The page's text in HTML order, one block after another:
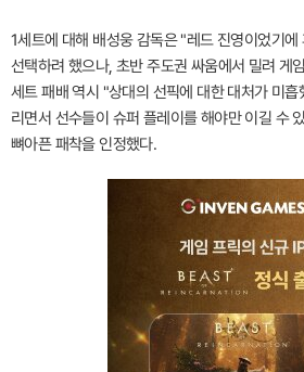
1세트에 대해 배성웅 감독은 "레드 진영이었기
선택하려 했으나, 초반 주도권 싸움에서 밀려 게
세트 패배 역시 "상대의 선픽에 대한 대처가 미
리면서 선수들이 슈퍼 플레이를 해야만 이길 수
뼈아픈 패착을 인정했다.